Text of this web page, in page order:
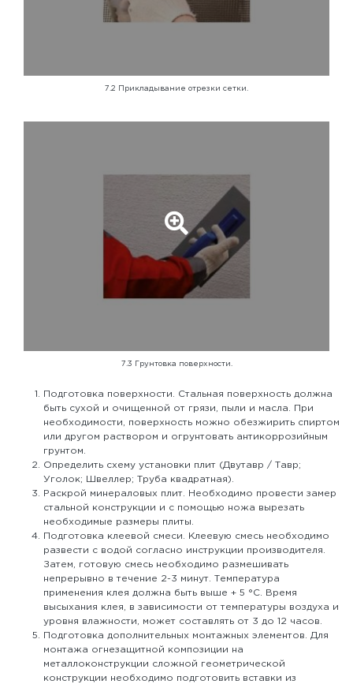
7.2 Прикладывание отрезки сетки.
7.3 Грунтовка поверхности.
Подготовка поверхности. Стальная поверхность должна
быть сухой и очищенной от грязи, пыли и масла. При
необходимости, поверхность можно обезжирить спиртом
или другом раствором и огрунтовать антикоррозийным
грунтом.
Определить схему установки плит (Двутавр / Тавр;
Уголок; Швеллер; Труба квадратная).
Раскрой минераловых плит. Необходимо провести замер
стальной конструкции и с помощью ножа вырезать
необходимые размеры плиты.
Подготовка клеевой смеси. Клеевую смесь необходимо
развести с водой согласно инструкции производителя.
Затем, готовую смесь необходимо размешивать
непрерывно в течение 2-3 минут. Температура
применения клея должна быть выше + 5 °С. Время
высыхания клея, в зависимости от температуры воздуха и
уровня влажности, может составлять от 3 до 12 часов.
Подготовка дополнительных монтажных элементов. Для
монтажа огнезащитной композиции на
металлоконструкции сложной геометрической
конструкции необходимо подготовить вставки из